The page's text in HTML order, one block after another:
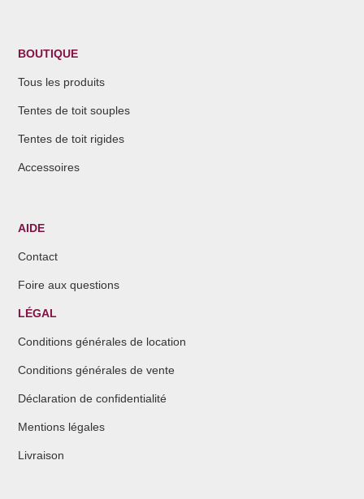
BOUTIQUE
Tous les produits
Tentes de toit souples
Tentes de toit rigides
Accessoires
AIDE
Contact
Foire aux questions
LÉGAL
Conditions générales de location
Conditions générales de vente
Déclaration de confidentialité
Mentions légales
Livraison